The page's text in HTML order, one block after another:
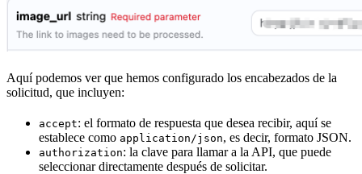
Aquí podemos ver que hemos configurado los encabezados de la
solicitud, que incluyen:
accept: el formato de respuesta que desea recibir, aquí se
establece como application/json, es decir, formato JSON.
authorization: la clave para llamar a la API, que puede
seleccionar directamente después de solicitar.